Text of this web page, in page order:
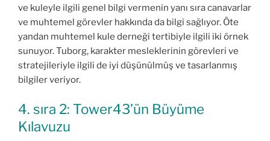
ve kuleyle ilgili genel bilgi vermenin yanı sıra canavarlar
ve muhtemel görevler hakkında da bilgi sağlıyor. Öte
yandan muhtemel kule derneği tertibiyle ilgili iki örnek
sunuyor. Tuborg, karakter mesleklerinin görevleri ve
stratejileriyle ilgili de iyi düşünülmüş ve tasarlanmış
bilgiler veriyor.
4. sıra 2: Tower43’ün Büyüme
Kılavuzu